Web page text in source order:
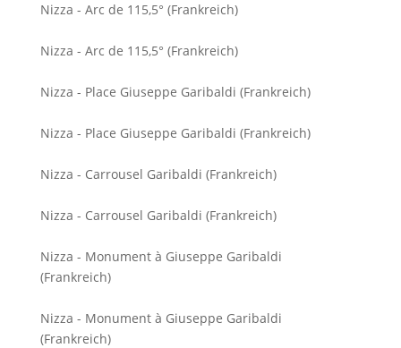
Nizza - Arc de 115,5° (Frankreich)
Nizza - Arc de 115,5° (Frankreich)
Nizza - Place Giuseppe Garibaldi (Frankreich)
Nizza - Place Giuseppe Garibaldi (Frankreich)
Nizza - Carrousel Garibaldi (Frankreich)
Nizza - Carrousel Garibaldi (Frankreich)
Nizza - Monument à Giuseppe Garibaldi
(Frankreich)
Nizza - Monument à Giuseppe Garibaldi
(Frankreich)